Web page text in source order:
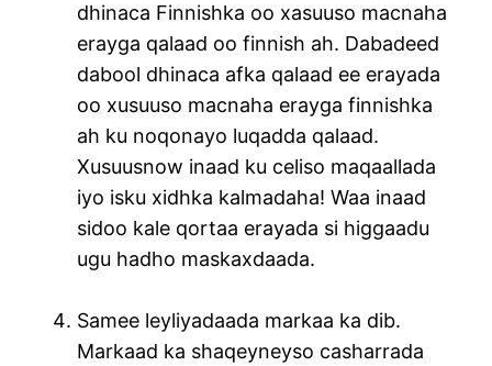
dhinaca Finnishka oo xasuuso macnaha
erayga qalaad oo finnish ah. Dabadeed
dabool dhinaca afka qalaad ee erayada
oo xusuuso macnaha erayga finnishka
ah ku noqonayo luqadda qalaad.
Xusuusnow inaad ku celiso maqaallada
iyo isku xidhka kalmadaha! Waa inaad
sidoo kale qortaa erayada si higgaadu
ugu hadho maskaxdaada.
Samee leyliyadaada markaa ka dib.
Markaad ka shaqeyneyso casharrada